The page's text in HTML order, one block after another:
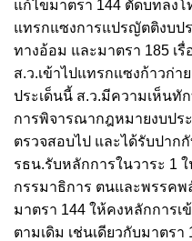
แก้ไขมาตรา 144 ตัดบทลง
แทรกแซงการแปรญัตติงบป
ทางอ้อม และมาตรา 185 เ
ส.ว.เข้าไปแทรกแซงก้าวก่า
ประเด็นนี้ ส.ว.มีความเห็นทั
การพิจารณากฎหมายงบปร
ตรวจสอบไป และได้รับปาก
รธน.รับหลักการในวาระ 1
กรรมาธิการ ตนและพรรคพ
มาตรา 144 ให้คงหลักการ
ตามเดิม เช่นเดียวกับมาตร